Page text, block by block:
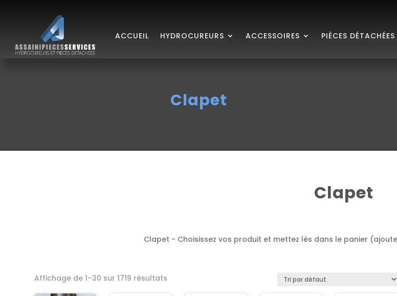
ACCUEIL HYDROCUREURS ACCESSOIRES PIÈCES DÉTACHÉES
Clapet
Clapet
Clapet - Choisissez vos produit et mettez lés dans le panier
Affichage de 1–30 sur 1719 résultats